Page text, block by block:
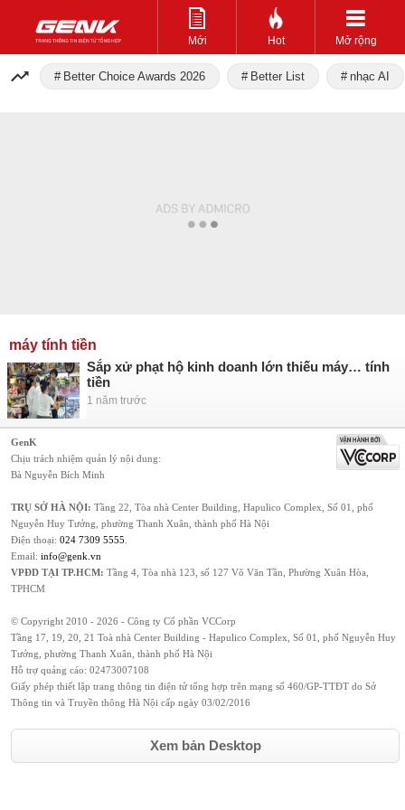
Mới Hot Mở rộng
Better Choice Awards 2026 Better List nhạc AI
máy tính tiền
Sắp xử phạt hộ kinh doanh lớn thiếu máy… tính
tiền
1 năm trước
GenK
Chịu trách nhiệm quản lý nội dung:
Bà Nguyễn Bích Minh
TRỤ SỞ HÀ NỘI: Tầng 22, Tòa nhà Center Building, Hapulico Complex, Số 01, phố
Nguyễn Huy Tưởng, phường Thanh Xuân, thành phố Hà Nội
Điện thoại: 024 7309 5555
Email: info@genk.vn
VPĐD TẠI TP.HCM: Tầng 4, Tòa nhà 123, số 127 Võ Văn Tần, Phường Xuân Hòa,
TPHCM
© Copyright 2010 - 2026 - Công ty Cổ phần VCCorp
Tầng 17, 19, 20, 21 Toà nhà Center Building - Hapulico Complex, Số 01, phố Nguyễn Huy
Tưởng, phường Thanh Xuân, thành phố Hà Nội
Hỗ trợ quảng cáo: 02473007108
Giấy phép thiết lập trang thông tin điện tử tổng hợp trên mạng số 460/GP-TTĐT do Sở
Thông tin và Truyền thông Hà Nội cấp ngày 03/02/2016
Xem bản Desktop